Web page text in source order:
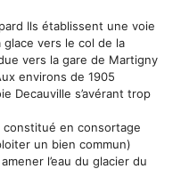
Ils établissent une voie
vers le col de la
vers la gare de Martigny
environs de 1905
Decauville s’avérant trop
constitué en consortage
un bien commun)
l’eau du glacier du